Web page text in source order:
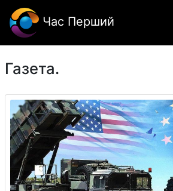
Час Перший
Газета.